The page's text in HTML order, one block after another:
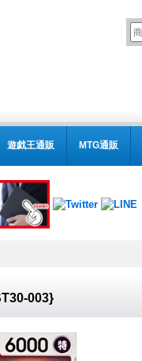
遊戯王通販 MTG通販
003}